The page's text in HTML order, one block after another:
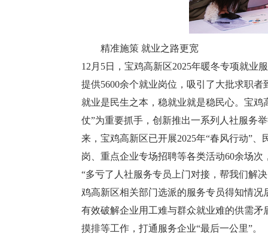
精准施策 就业之路更宽
12月5日，宝鸡高新区2025年暖冬专项就业
提供5600余个就业岗位，吸引了大批求职者
就业是民生之本，稳就业就是稳民心。宝
仗”为重要抓手，创新推出一系列人社服务
来，宝鸡高新区已开展2025年“春风行动”
岗、重点企业专场招聘等各类活动60余场
“多亏了人社服务专员上门对接，帮我们解
鸡高新区相关部门选派的服务专员得知情
有效破解企业用工难与群众就业难的供需
摸排等工作，打通服务企业“最后一公里”。